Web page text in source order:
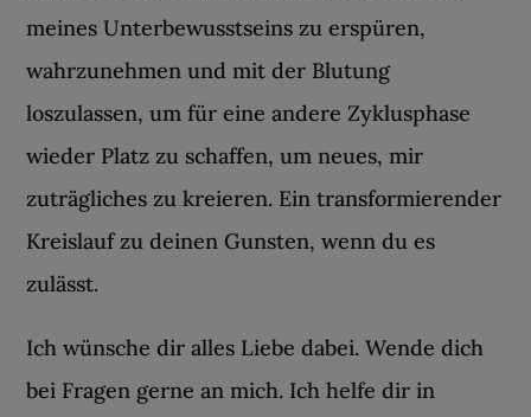
meines Unterbewusstseins zu erspüren,
wahrzunehmen und mit der Blutung
loszulassen, um für eine andere Zyklusphase
wieder Platz zu schaffen, um neues, mir
zuträgliches zu kreieren. Ein transformierender
Kreislauf zu deinen Gunsten, wenn du es
zulässt.
Ich wünsche dir alles Liebe dabei. Wende dich
bei Fragen gerne an mich. Ich helfe dir in